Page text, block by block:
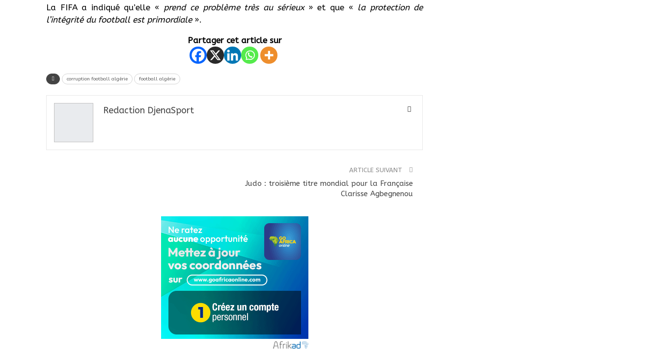
La FIFA a indiqué qu’elle « prend ce problème très au sérieux» et que « la protection de
l’intégrité du football est primordiale».
Partager cet article sur
corruption football algérie football algérie
Redaction DjenaSport
ARTICLE SUIVANT
Judo : troisième titre mondial pour la Française
Clarisse Agbegnenou